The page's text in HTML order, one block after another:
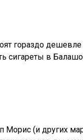
гораздо
сигареты в
Морис (и других